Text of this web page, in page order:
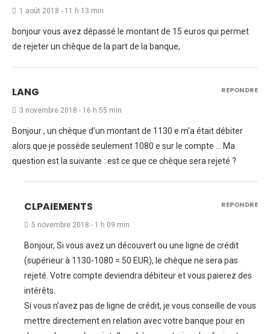
1 août 2018 - 11 h 13 min
bonjour vous avez dépassé le montant de 15 euros qui permet
de rejeter un chèque de la part de la banque,
LANG
3 novembre 2018 - 16 h 55 min
Bonjour , un chèque d’un montant de 1130 e m’a était débiter
alors que je possède seulement 1080 e sur le compte … Ma
question est la suivante : est ce que ce chèque sera rejeté ?
REPONDRE
CLPAIEMENTS
5 novembre 2018 - 1 h 09 min
Bonjour, Si vous avez un découvert ou une ligne de crédit
(supérieur à 1130-1080 = 50 EUR), le chèque ne sera pas
rejeté. Votre compte deviendra débiteur et vous paierez des
intérêts.
Si vous n’avez pas de ligne de crédit, je vous conseille de vous
mettre directement en relation avec votre banque pour en
REPONDRE